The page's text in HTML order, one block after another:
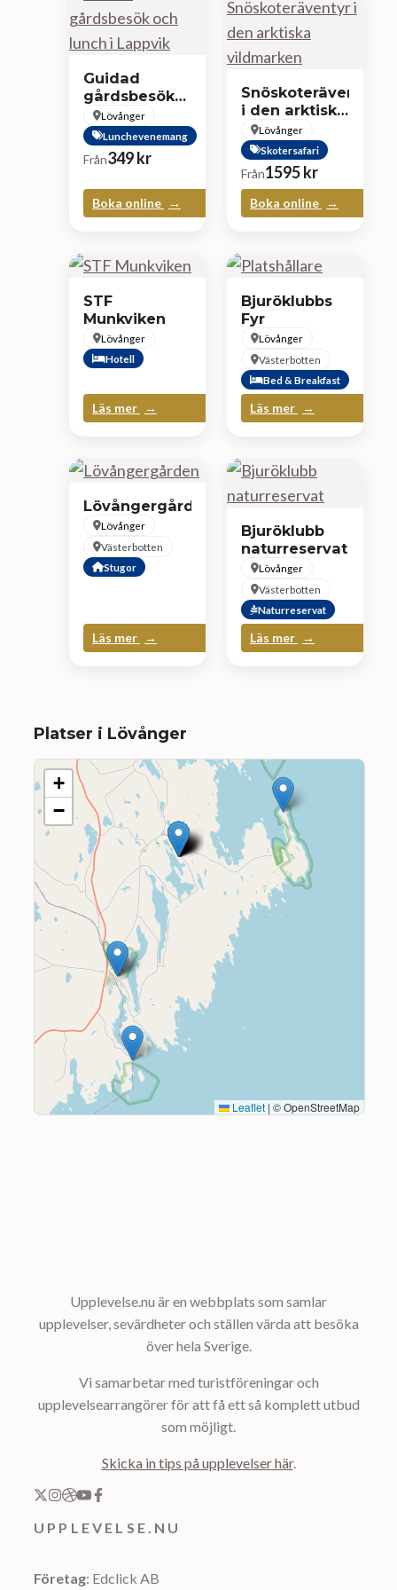
Guidad
gårdsbesök
och lunch i
Lappvik
Lövånger
Lunchevenemang
Från349kr
Boka online
Snöskoteräventyr
i den arktiska
vildmarken
Lövånger
Skotersafari
Från1595kr
Boka online
STF
Munkviken
Lövånger
Hotell
Läs mer
Bjuröklubbs
Fyr
Lövånger
Västerbotten
Bed & Breakfast
Läs mer
Lövångergården
Lövånger
Västerbotten
Stugor
Läs mer
Bjuröklubb
naturreservat
Lövånger
Västerbotten
Naturreservat
Läs mer
Platser i Lövånger
+
−
Leaflet | © OpenStreetMap
Upplevelse.nu är en webbplats som samlar
upplevelser, sevärdheter och ställen värda att besöka
över hela Sverige.
Vi samarbetar med turistföreningar och
upplevelsearrangörer för att få ett så komplett utbud
som möjligt.
Skicka in tips på upplevelser här.
UPPLEVELSE.NU
Företag: Edclick AB